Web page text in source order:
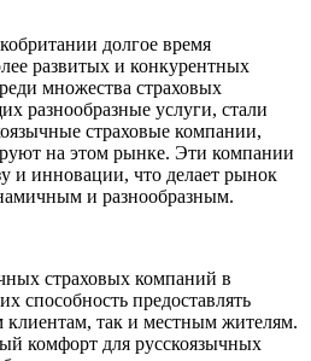
долгое время
развитых и конкурентных
множества страховых
разнообразные услуги, стали
страховые компании,
на этом рынке. Эти компании
и инновации, что делает рынок
и разнообразным.
страховых компаний в
способность предоставлять
клиентам, так и местным жителям.
комфорт для русскоязычных